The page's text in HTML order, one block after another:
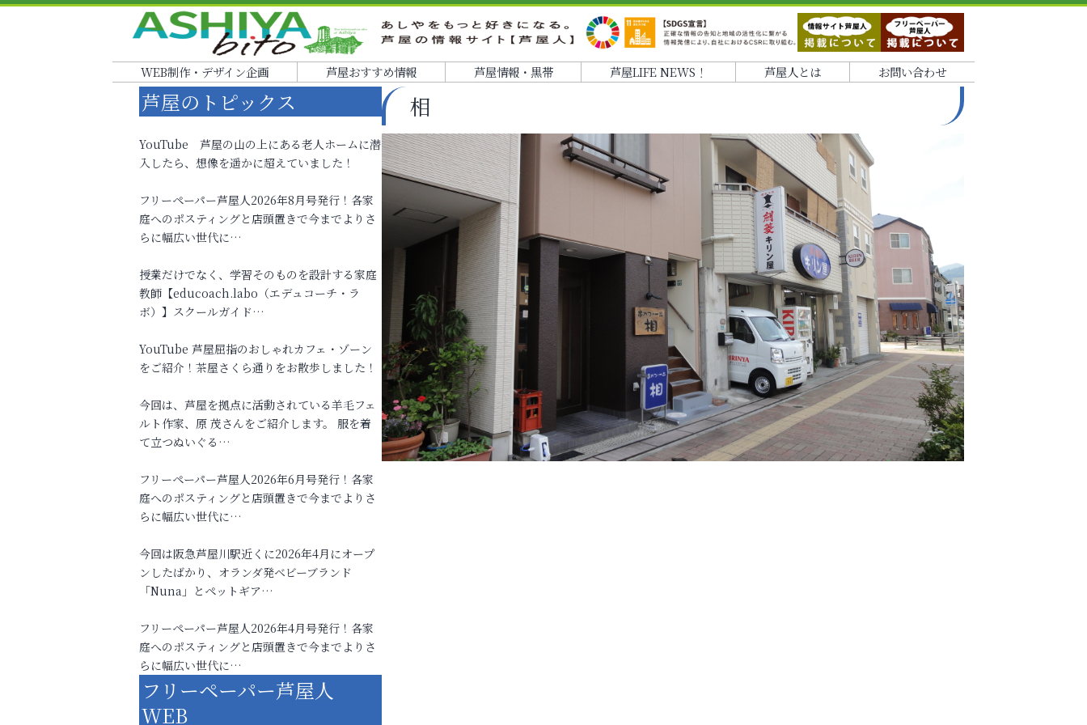
WEB制作・デザイン企画 芦屋おすすめ情報 芦屋情報・黒帯 芦屋LIFE NEWS！ 芦屋人とは お問い合わせ
相
芦屋のトピックス
YouTube 芦屋の山の上にある老人ホームに潜
入したら、想像を遥かに超えていました！
フリーペーパー芦屋人2026年8月号発行！各家
庭へのポスティングと店頭置きで今までよりさ
らに幅広い世代に…
授業だけでなく、学習そのものを設計する家庭
教師【educoach.labo（エデュコーチ・ラ
ボ）】スクールガイド…
YouTube 芦屋屈指のおしゃれカフェ・ゾーン
をご紹介！茶屋さくら通りをお散歩しました！
今回は、芦屋を拠点に活動されている羊毛フェ
ルト作家、原 茂さんをご紹介します。 服を着
て立つぬいぐる…
フリーペーパー芦屋人2026年6月号発行！各家
庭へのポスティングと店頭置きで今までよりさ
らに幅広い世代に…
今回は阪急芦屋川駅近くに2026年4月にオープ
ンしたばかり、オランダ発ベビーブランド
「Nuna」とペットギア…
フリーペーパー芦屋人2026年4月号発行！各家
庭へのポスティングと店頭置きで今までよりさ
らに幅広い世代に…
フリーペーパー芦屋人
WEB